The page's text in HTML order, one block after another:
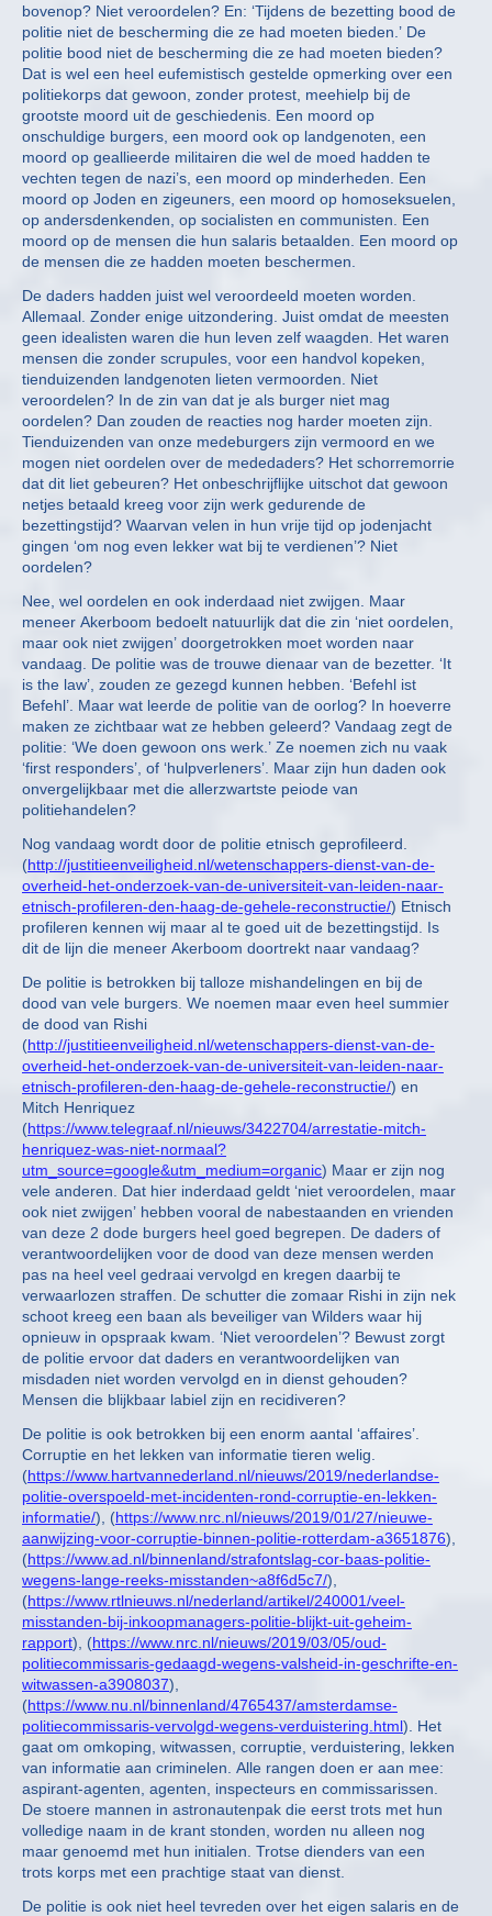
bovenop? Niet veroordelen? En: ‘Tijdens de bezetting bood de
politie niet de bescherming die ze had moeten bieden.’ De
politie bood niet de bescherming die ze had moeten bieden?
Dat is wel een heel eufemistisch gestelde opmerking over een
politiekorps dat gewoon, zonder protest, meehielp bij de
grootste moord uit de geschiedenis. Een moord op
onschuldige burgers, een moord ook op landgenoten, een
moord op geallieerde militairen die wel de moed hadden te
vechten tegen de nazi’s, een moord op minderheden. Een
moord op Joden en zigeuners, een moord op homoseksuelen,
op andersdenkenden, op socialisten en communisten. Een
moord op de mensen die hun salaris betaalden. Een moord op
de mensen die ze hadden moeten beschermen.
De daders hadden juist wel veroordeeld moeten worden.
Allemaal. Zonder enige uitzondering. Juist omdat de meesten
geen idealisten waren die hun leven zelf waagden. Het waren
mensen die zonder scrupules, voor een handvol kopeken,
tienduizenden landgenoten lieten vermoorden. Niet
veroordelen? In de zin van dat je als burger niet mag
oordelen? Dan zouden de reacties nog harder moeten zijn.
Tienduizenden van onze medeburgers zijn vermoord en we
mogen niet oordelen over de mededaders? Het schorremorrie
dat dit liet gebeuren? Het onbeschrijflijke uitschot dat gewoon
netjes betaald kreeg voor zijn werk gedurende de
bezettingstijd? Waarvan velen in hun vrije tijd op jodenjacht
gingen ‘om nog even lekker wat bij te verdienen’? Niet
oordelen?
Nee, wel oordelen en ook inderdaad niet zwijgen. Maar
meneer Akerboom bedoelt natuurlijk dat die zin ‘niet oordelen,
maar ook niet zwijgen’ doorgetrokken moet worden naar
vandaag. De politie was de trouwe dienaar van de bezetter. ‘It
is the law’, zouden ze gezegd kunnen hebben. ‘Befehl ist
Befehl’. Maar wat leerde de politie van de oorlog? In hoeverre
maken ze zichtbaar wat ze hebben geleerd? Vandaag zegt de
politie: ‘We doen gewoon ons werk.’ Ze noemen zich nu vaak
‘first responders’, of ‘hulpverleners’. Maar zijn hun daden ook
onvergelijkbaar met die allerzwartste peiode van
politiehandelen?
Nog vandaag wordt door de politie etnisch geprofileerd.
(http://justitieenveiligheid.nl/wetenschappers-dienst-van-de-
overheid-het-onderzoek-van-de-universiteit-van-leiden-naar-
etnisch-profileren-den-haag-de-gehele-reconstructie/) Etnisch
profileren kennen wij maar al te goed uit de bezettingstijd. Is
dit de lijn die meneer Akerboom doortrekt naar vandaag?
De politie is betrokken bij talloze mishandelingen en bij de
dood van vele burgers. We noemen maar even heel summier
de dood van Rishi
(http://justitieenveiligheid.nl/wetenschappers-dienst-van-de-
overheid-het-onderzoek-van-de-universiteit-van-leiden-naar-
etnisch-profileren-den-haag-de-gehele-reconstructie/) en
Mitch Henriquez
(https://www.telegraaf.nl/nieuws/3422704/arrestatie-mitch-
henriquez-was-niet-normaal?
utm_source=google&utm_medium=organic) Maar er zijn nog
vele anderen. Dat hier inderdaad geldt ‘niet veroordelen, maar
ook niet zwijgen’ hebben vooral de nabestaanden en vrienden
van deze 2 dode burgers heel goed begrepen. De daders of
verantwoordelijken voor de dood van deze mensen werden
pas na heel veel gedraai vervolgd en kregen daarbij te
verwaarlozen straffen. De schutter die zomaar Rishi in zijn nek
schoot kreeg een baan als beveiliger van Wilders waar hij
opnieuw in opspraak kwam. ‘Niet veroordelen’? Bewust zorgt
de politie ervoor dat daders en verantwoordelijken van
misdaden niet worden vervolgd en in dienst gehouden?
Mensen die blijkbaar labiel zijn en recidiveren?
De politie is ook betrokken bij een enorm aantal ‘affaires’.
Corruptie en het lekken van informatie tieren welig.
(https://www.hartvannederland.nl/nieuws/2019/nederlandse-
politie-overspoeld-met-incidenten-rond-corruptie-en-lekken-
informatie/), (https://www.nrc.nl/nieuws/2019/01/27/nieuwe-
aanwijzing-voor-corruptie-binnen-politie-rotterdam-a3651876),
(https://www.ad.nl/binnenland/strafontslag-cor-baas-politie-
wegens-lange-reeks-misstanden~a8f6d5c7/),
(https://www.rtlnieuws.nl/nederland/artikel/240001/veel-
misstanden-bij-inkoopmanagers-politie-blijkt-uit-geheim-
rapport), (https://www.nrc.nl/nieuws/2019/03/05/oud-
politiecommissaris-gedaagd-wegens-valsheid-in-geschrifte-en-
witwassen-a3908037),
(https://www.nu.nl/binnenland/4765437/amsterdamse-
politiecommissaris-vervolgd-wegens-verduistering.html). Het
gaat om omkoping, witwassen, corruptie, verduistering, lekken
van informatie aan criminelen. Alle rangen doen er aan mee:
aspirant-agenten, agenten, inspecteurs en commissarissen.
De stoere mannen in astronautenpak die eerst trots met hun
volledige naam in de krant stonden, worden nu alleen nog
maar genoemd met hun initialen. Trotse dienders van een
trots korps met een prachtige staat van dienst.
De politie is ook niet heel tevreden over het eigen salaris en de